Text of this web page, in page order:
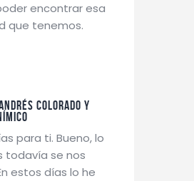
encontrar esa
que tenemos.
Colorado y
para ti. Bueno, lo
todavía se nos
estos días lo he